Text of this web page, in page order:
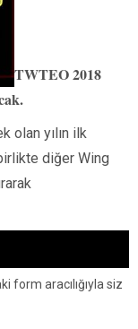
TWTEO 2018
olan yılın ilk
diğer Wing
form aracılığıyla siz